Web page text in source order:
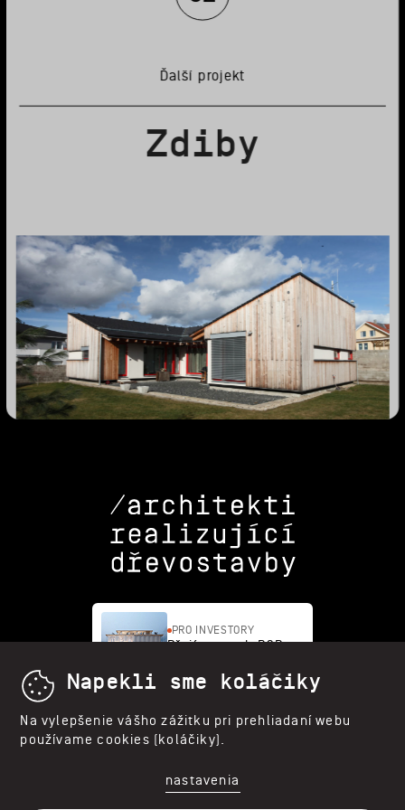
Ďalší projekt
Zdiby
N 50°07'30" E 14°27'21"
Praha
PRO INVESTORY
Přejít na web B2B
Napekli sme koláčiky
Na vylepšenie vášho zážitku pri prehliadaní webu
používame cookies (koláčiky).
nastavenia